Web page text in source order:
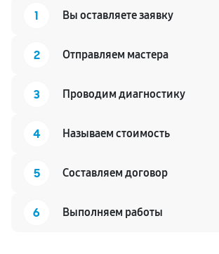
1 Вы оставляете заявку
2 Отправляем мастера
3 Проводим диагностику
4 Называем стоимость
5 Составляем договор
6 Выполняем работы